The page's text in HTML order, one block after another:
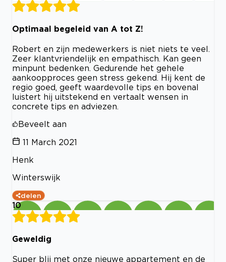
Optimaal begeleid van A tot Z!
Robert en zijn medewerkers is niet niets te veel.
Zeer klantvriendelijk en empathisch. Kan geen
minpunt bedenken. Gedurende het gehele
aankoopproces geen stress gekend. Hij kent de
regio goed, geeft waardevolle tips en bovenal
luistert hij uitstekend en vertaalt wensen in
concrete tips en adviezen.
Beveelt aan
11 March 2021
Henk
Winterswijk
delen
10
Geweldig
Super blij met onze nieuwe appartement en de